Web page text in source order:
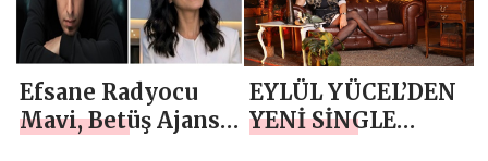
Efsane Radyocu
Mavi, Betüş Ajans’
EYLÜL YÜCEL’DEN
YENİ SİNGLE